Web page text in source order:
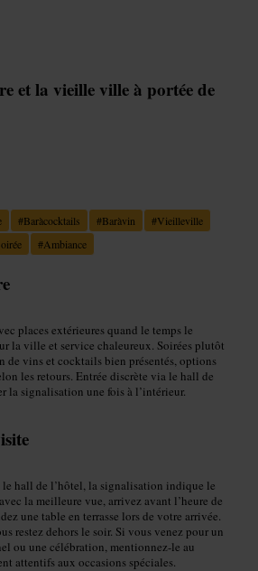
et la vieille ville à portée de
#Baràcocktails #Baràvin #Vieilleville
#Ambiance
places extérieures quand le temps le
la ville et service chaleureux. Soirées plutôt
de vins et cocktails bien présentés, options
les retours. Entrée discrète via le hall de
la signalisation une fois à l’intérieur.
le hall de l’hôtel, la signalisation indique le
la meilleure vue, arrivez avant l’heure de
une table en terrasse lors de votre arrivée.
restez dehors le soir. Si vous venez pour un
ou une célébration, mentionnez-le au
attentifs aux occasions spéciales.